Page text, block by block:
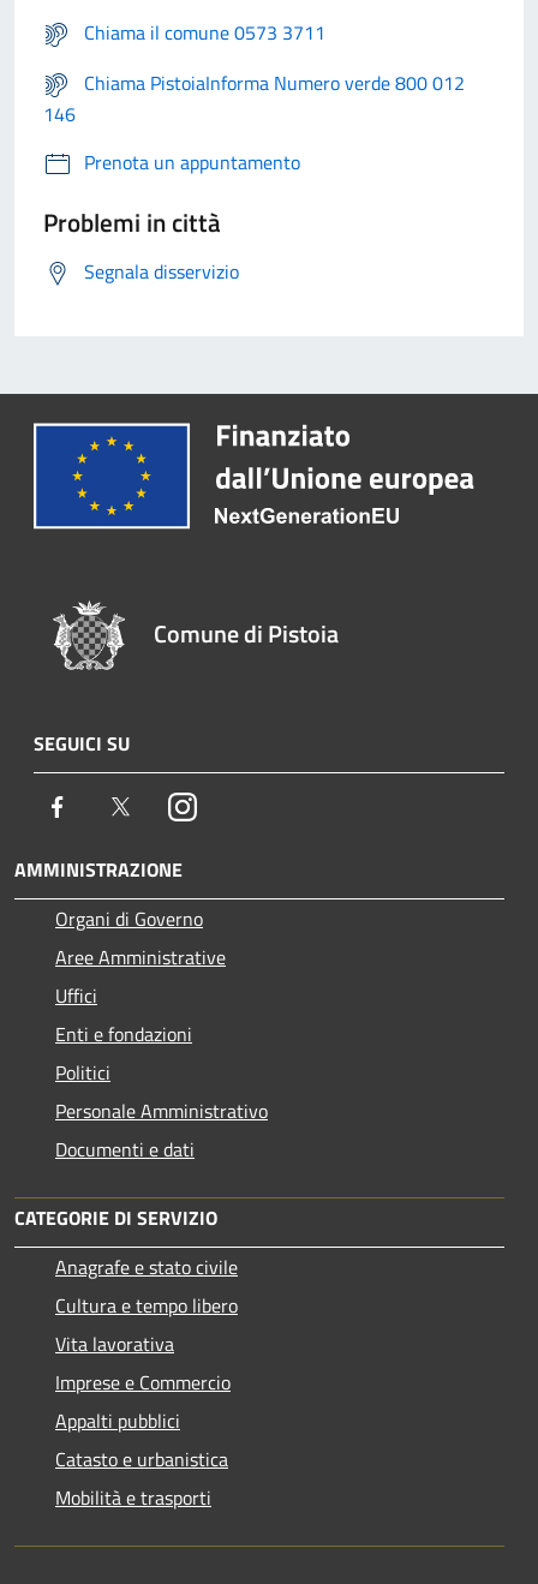
Chiama il comune 0573 3711
Chiama PistoiaInforma Numero verde 800 012
146
Prenota un appuntamento
Problemi in città
Segnala disservizio
Comune di Pistoia
SEGUICI SU
Facebook TwitterInstagram
AMMINISTRAZIONE
Organi di Governo
Aree Amministrative
Uffici
Enti e fondazioni
Politici
Personale Amministrativo
Documenti e dati
CATEGORIE DI SERVIZIO
Anagrafe e stato civile
Cultura e tempo libero
Vita lavorativa
Imprese e Commercio
Appalti pubblici
Catasto e urbanistica
Mobilità e trasporti